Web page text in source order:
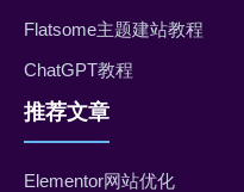
Flatsome主题建站教程
ChatGPT教程
推荐文章
Elementor网站优化